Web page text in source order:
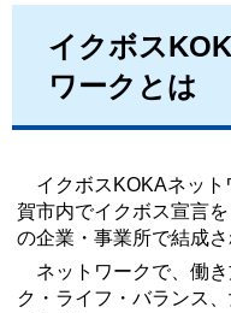
イクボス
ワークとは
イクボスKOKAネット
賀市内でイクボス宣言
の企業・事業所で結成さ
ネットワークで、働き
ク・ライフ・バランス